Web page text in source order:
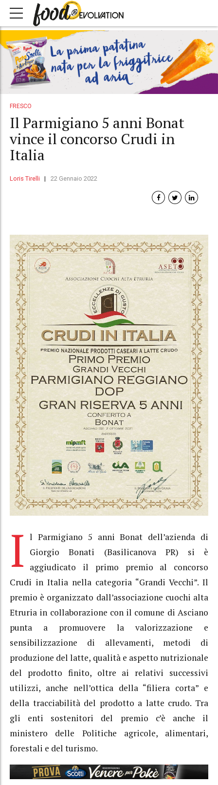
FRESCO
Il Parmigiano 5 anni Bonat
vince il concorso Crudi in
Italia
Loris Tirelli 22 Gennaio 2022
I l Parmigiano 5 anni Bonat dell’azienda di
Giorgio Bonati (Basilicanova PR) si è
aggiudicato il primo premio al concorso
Crudi in Italia nella categoria “Grandi Vecchi”. Il
premio è organizzato dall’associazione cuochi alta
Etruria in collaborazione con il comune di Asciano
punta a promuovere la valorizzazione e
sensibilizzazione di allevamenti, metodi di
produzione del latte, qualità e aspetto nutrizionale
del prodotto finito, oltre ai relativi successivi
utilizzi, anche nell’ottica della “filiera corta” e
della tracciabilità del prodotto a latte crudo. Tra
gli enti sostenitori del premio c’è anche il
ministero delle Politiche agricole, alimentari,
forestali e del turismo.